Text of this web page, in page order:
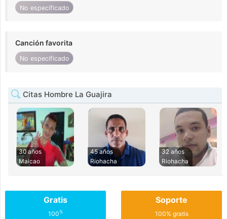
No especificado
Canción favorita
No especificado
Citas Hombre La Guajira
30 años
Maicao
45 años
Riohacha
32 años
Riohacha
Gratis
100%
Soporte
100% gratis